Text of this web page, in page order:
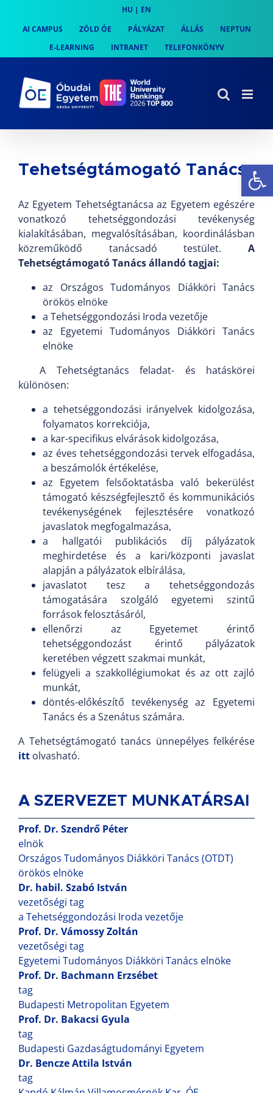
content
HU | EN
AI CAMPUS
ZÖLD ÓE PÁLYÁZAT ÁLLÁS
NEPTUN
E-LEARNING
INTRANET TELEFONKÖNYV
Tehetségtámogató Tanács
Az Egyetem Tehetségtanácsa az Egyetem egészére
vonatkozó tehetséggondozási tevékenység
kialakításában, megvalósításában, koordinálásban
közreműködő tanácsadó testület. A
Tehetségtámogató Tanács állandó tagjai:
az Országos Tudományos Diákköri Tanács
örökös elnöke
a Tehetséggondozási Iroda vezetője
az Egyetemi Tudományos Diákköri Tanács
elnöke
A Tehetségtanács feladat- és hatáskörei
különösen:
a tehetséggondozási irányelvek kidolgozása,
folyamatos korrekciója,
a kar-specifikus elvárások kidolgozása,
az éves tehetséggondozási tervek elfogadása,
a beszámolók értékelése,
az Egyetem felsőoktatásba való bekerülést
támogató készségfejlesztő és kommunikációs
tevékenységének fejlesztésére vonatkozó
javaslatok megfogalmazása,
a hallgatói publikációs díj pályázatok
meghirdetése és a kari/központi javaslat
alapján a pályázatok elbírálása,
javaslatot tesz a tehetséggondozás
támogatására szolgáló egyetemi szintű
források felosztásáról,
ellenőrzi az Egyetemet érintő
tehetséggondozást érintő pályázatok
keretében végzett szakmai munkát,
felügyeli a szakkollégiumokat és az ott zajló
munkát,
döntés-előkészítő tevékenység az Egyetemi
Tanács és a Szenátus számára.
A Tehetségtámogató tanács ünnepélyes felkérése
itt olvasható.
A SZERVEZET MUNKATÁRSAI
Prof. Dr. Szendrő Péter
elnök
Országos Tudományos Diákköri Tanács (OTDT)
örökös elnöke
Dr. habil. Szabó István
vezetőségi tag
a Tehetséggondozási Iroda vezetője
Prof. Dr. Vámossy Zoltán
vezetőségi tag
Egyetemi Tudományos Diákköri Tanács elnöke
Prof. Dr. Bachmann Erzsébet
tag
Budapesti Metropolitan Egyetem
Prof. Dr. Bakacsi Gyula
tag
Budapesti Gazdaságtudományi Egyetem
Dr. Bencze Attila István
tag